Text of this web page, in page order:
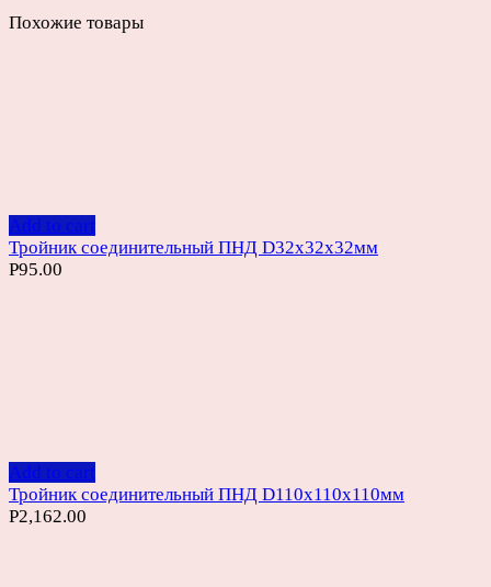
Похожие товары
Add to cart
Тройник соединительный ПНД D32х32х32мм
Р95.00
Add to cart
Тройник соединительный ПНД D110х110х110мм
Р2,162.00